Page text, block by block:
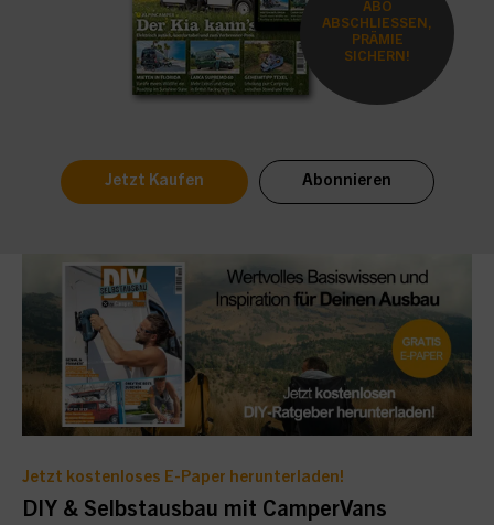
ABO
ABSCHLIESSEN,
PRÄMIE
SICHERN!
Jetzt Kaufen Abonnieren
Jetzt kostenloses E-Paper herunterladen!
DIY & Selbstausbau mit CamperVans